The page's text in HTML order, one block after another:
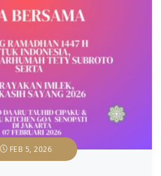
FEB 5, 2026